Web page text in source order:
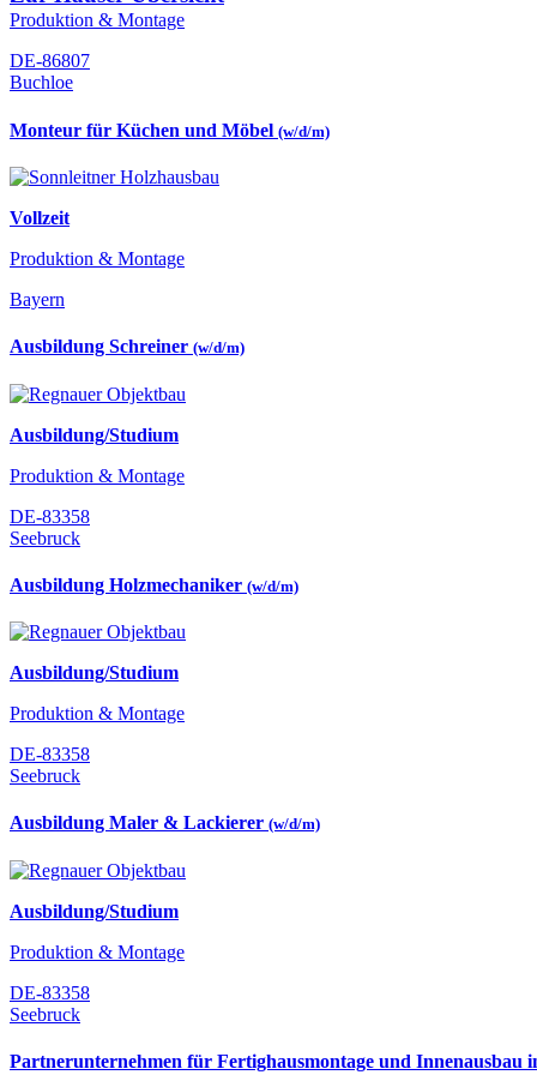
Produktion & Montage
DE-86807
Buchloe
Monteur für Küchen und Möbel (w/d/m)
Vollzeit
Produktion & Montage
Bayern
Ausbildung Schreiner (w/d/m)
Ausbildung/Studium
Produktion & Montage
DE-83358
Seebruck
Ausbildung Holzmechaniker (w/d/m)
Ausbildung/Studium
Produktion & Montage
DE-83358
Seebruck
Ausbildung Maler & Lackierer (w/d/m)
Ausbildung/Studium
Produktion & Montage
DE-83358
Seebruck
Partnerunternehmen für Fertighausmontage und Innenausbau